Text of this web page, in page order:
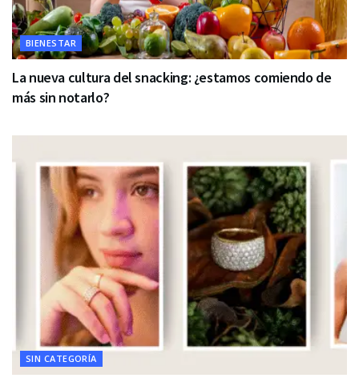
BIENESTAR
La nueva cultura del snacking: ¿estamos comiendo de
más sin notarlo?
SIN CATEGORÍA